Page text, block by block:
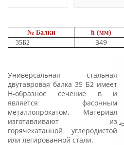
№ Балки h (мм)
35Б2
349
Универсальная стальная
двутавровая балка 35 Б2 имеет
Н-образное сечение в и
является фасонным
металлопрокатом. Материал
изготавливают из
горячекатанной углеродистой
или легированной стали.